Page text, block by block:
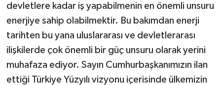
devletlere kadar iş yapabilmenin en önemli unsuru
enerjiye sahip olabilmektir. Bu bakımdan enerji
tarihten bu yana uluslararası ve devletlerarası
ilişkilerde çok önemli bir güç unsuru olarak yerini
muhafaza ediyor. Sayın Cumhurbaşkanımızın ilan
ettiği Türkiye Yüzyılı vizyonu içerisinde ülkemizin